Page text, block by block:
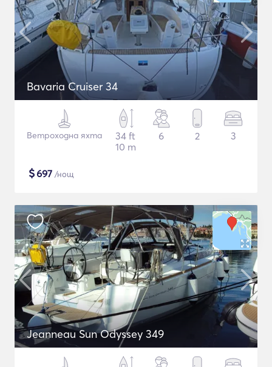
Bavaria Cruiser 34
Ветроходна яхта
34 ft
10 m
6 2 3
$697 /нощ
Jeanneau Sun Odyssey 349